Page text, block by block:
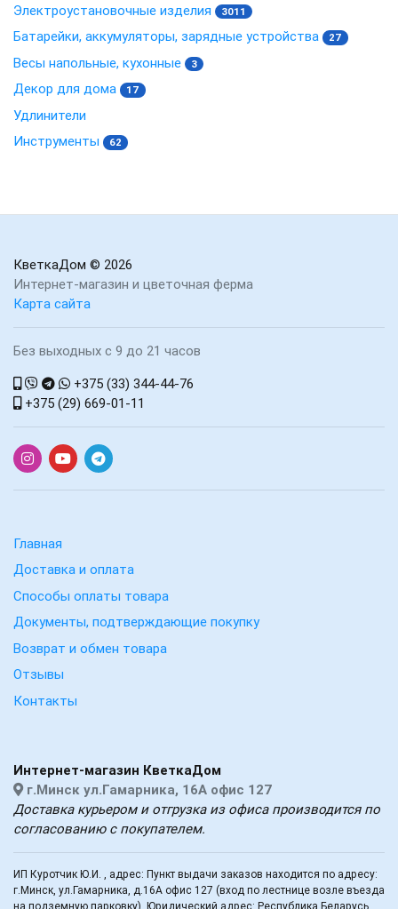
Электроустановочные изделия 3011
Батарейки, аккумуляторы, зарядные устройства 27
Весы напольные, кухонные 3
Декор для дома 17
Удлинители
Инструменты
62
КветкаДом © 2026
Интернет-магазин и цветочная ферма
Карта сайта
Без выходных с 9 до 21 часов
+375 (33) 344-44-76
+375 (29) 669-01-11
Главная
Доставка и оплата
Способы оплаты товара
Документы, подтверждающие покупку
Возврат и обмен товара
Отзывы
Контакты
Интернет-магазин КветкаДом
г.Минск ул.Гамарника, 16А офис 127
Доставка курьером и отгрузка из офиса производится по
согласованию с покупателем.
ИП Куротчик Ю.И. , адрес: Пункт выдачи заказов находится по адресу:
г.Минск, ул.Гамарника, д.16А офис 127 (вход по лестнице возле въезда
на подземную парковку). Юридический адрес: Республика Беларусь,